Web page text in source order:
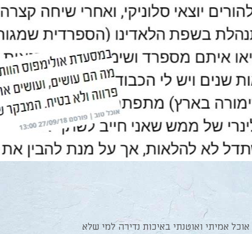
אמיתי ואוטנתי באיכות נדירה למי שלא